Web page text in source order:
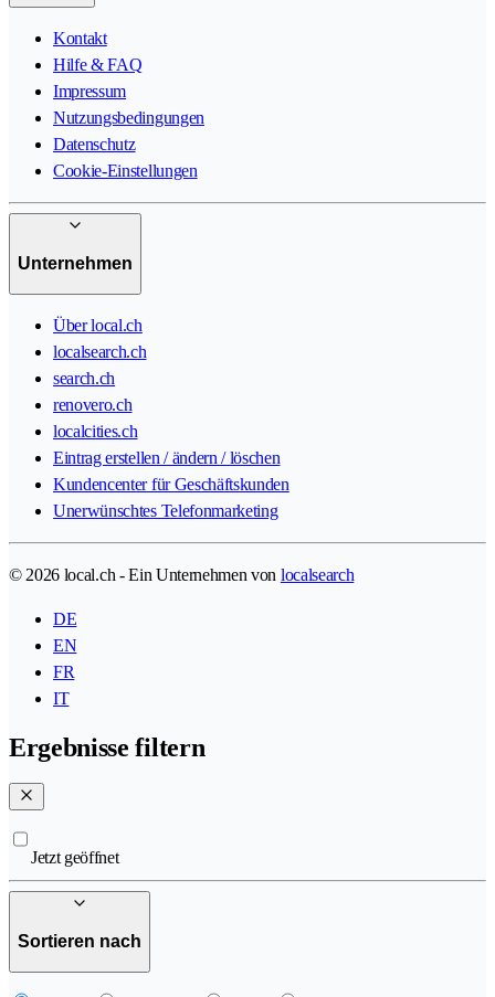
Kontakt
Hilfe & FAQ
Impressum
Nutzungsbedingungen
Datenschutz
Cookie-Einstellungen
Unternehmen
Über local.ch
localsearch.ch
search.ch
renovero.ch
localcities.ch
Eintrag erstellen / ändern / löschen
Kundencenter für Geschäftskunden
Unerwünschtes Telefonmarketing
© 2026 local.ch - Ein Unternehmen von localsearch
DE
EN
FR
IT
Ergebnisse filtern
Jetzt geöffnet
Sortieren nach